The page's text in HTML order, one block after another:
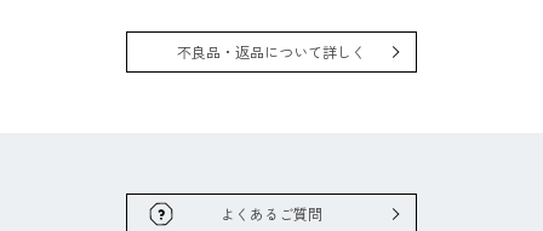
不良品・返品について詳しく
よくあるご質問